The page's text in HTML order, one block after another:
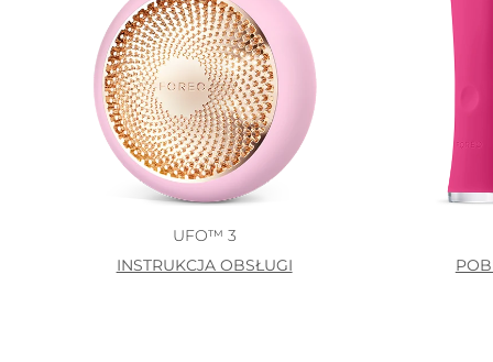
UFO™ 3
INSTRUKCJA OBSŁUGI
FAQ™ Dual LED Panel
POPULARNY
Specjalne oferty Bestsellery